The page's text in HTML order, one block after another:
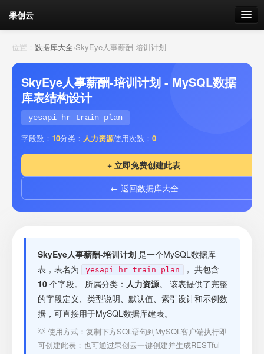
果创云
数据表单
API接口
云存储
流量 剩余接口流量
套餐
接口测试
位置： 数据库大全›SkyEye人事薪酬-培训计划
SkyEye人事薪酬-培训计划 - MySQL数据
库表结构设计
yesapi_hr_train_plan
字段数： 10分类： 人力资源使用次数： 0
+ 立即免费创建此表
← 返回数据库大全
SkyEye人事薪酬-培训计划 是一个MySQL数据库
表，表名为
yesapi_hr_train_plan
， 共包含
10 个字段。 所属分类： 人力资源。 该表提供了完整
的字段定义、类型说明、默认值、索引设计和示例数
据，可直接用于MySQL数据库建表。
💡 使用方式：复制下方SQL语句到MySQL客户端执行即
可创建此表；也可通过果创云一键创建并生成RESTful